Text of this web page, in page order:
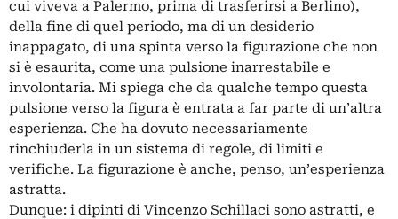
cui viveva a Palermo, prima di trasferirsi a Berlino),
della fine di quel periodo, ma di un desiderio
inappagato, di una spinta verso la figurazione che non
si è esaurita, come una pulsione inarrestabile e
involontaria. Mi spiega che da qualche tempo questa
pulsione verso la figura è entrata a far parte di un’altra
esperienza. Che ha dovuto necessariamente
rinchiuderla in un sistema di regole, di limiti e
verifiche. La figurazione è anche, penso, un’esperienza
astratta.
Dunque: i dipinti di Vincenzo Schillaci sono astratti, e